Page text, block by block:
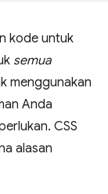
kode untuk
semua
menggunakan
Anda
CSS
alasan